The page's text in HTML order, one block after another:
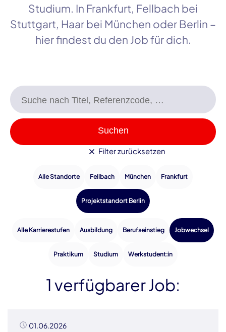
Studium. In Frankfurt, Fellbach bei
Stuttgart, Haarbei München oderBerlin –
hier findest du den Job für dich.
Suchen
Filter zurücksetzen
Alle Standorte Fellbach München Frankfurt
Projektstandort Berlin
Alle Karrierestufen Ausbildung Berufseinstieg Jobwechsel
Praktikum Studium Werkstudent:in
1 verfügbarer Job:
01.06.2026